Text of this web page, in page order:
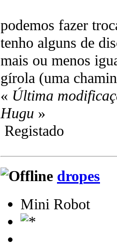
podemos fazer
tenho alguns de
mais ou menos
gírola (uma
« Última
Hugu »
Registado
dropes
Mini Robot